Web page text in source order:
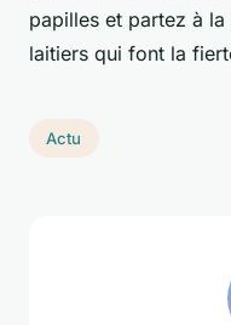
papilles et partez à
laitiers qui font la
Actu